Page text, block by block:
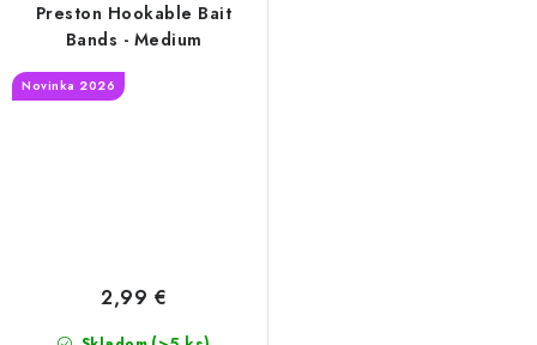
Preston Hookable Bait
Bands - Medium
Novinka 2026
2,99 €